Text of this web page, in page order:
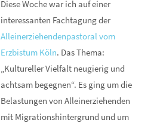
Diese Woche war ich auf einer
interessanten Fachtagung der
Alleinerziehendenpastoral vom
Erzbistum Köln. Das Thema:
„Kultureller Vielfalt neugierig und
achtsam begegnen“. Es ging um die
Belastungen von Alleinerziehenden
mit Migrationshintergrund und um